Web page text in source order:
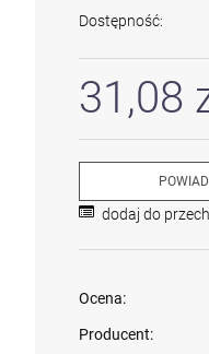
Dostępność:
31,08
dodaj do
Ocena:
Producent: